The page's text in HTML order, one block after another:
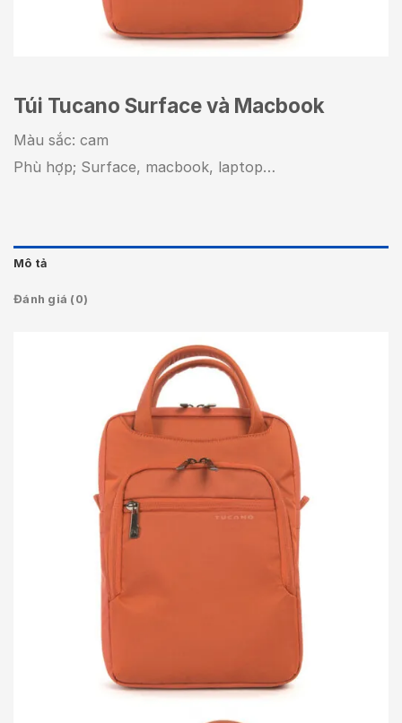
Túi Tucano Surface và Macbook
Màu sắc: cam
Phù hợp; Surface, macbook, laptop…
Mô tả
Đánh giá (0)